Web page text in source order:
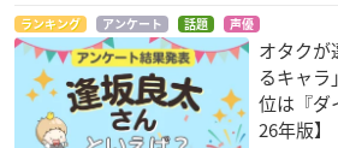
ランキング アンケート 話題 声優
オタクが
るキャラ
位は『ダ
26年版】